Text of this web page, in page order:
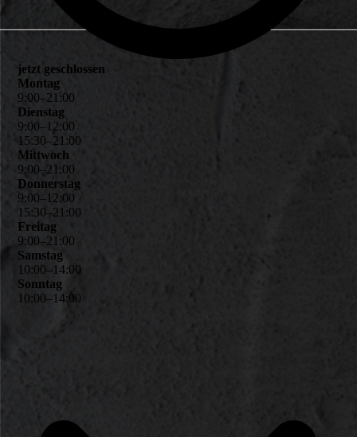
jetzt geschlossen
Montag
9:00–21 :00
Dienstag
9:00– 12:00
15:30–21 :00
Mittwoch
9:00–21 :00
Donnerstag
9:00–12:00
15:30–21 :00
Freitag
9:00–21 :00
Samstag
10:00–14:00
Sonntag
10:00–14:00